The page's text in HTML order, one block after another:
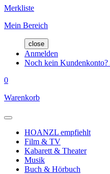
Merkliste
Mein Bereich
close
Anmelden
Noch kein Kundenkonto?
0
Warenkorb
HOANZL empfiehlt
Film & TV
Kabarett & Theater
Musik
Buch & Hörbuch